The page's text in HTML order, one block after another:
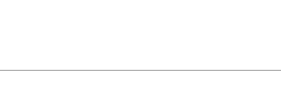
das Recht vor diese